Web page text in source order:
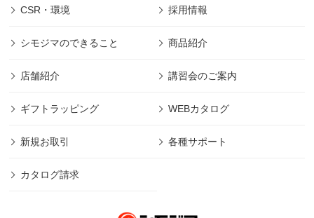
CSR・環境 採用情報
シモジマのできること 商品紹介
店舗紹介 講習会のご案内
ギフトラッピング WEBカタログ
新規お取引 各種サポート
カタログ請求